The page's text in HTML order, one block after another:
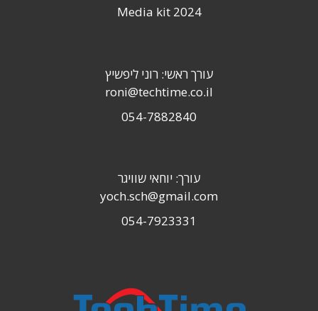
Media kit 2024
עורך ראשי: רוני ליפשיץ
roni@techtime.co.il
054-7882840
עורך: יוחאי שוויגר
yoch.sch@gmail.com
054-7923331